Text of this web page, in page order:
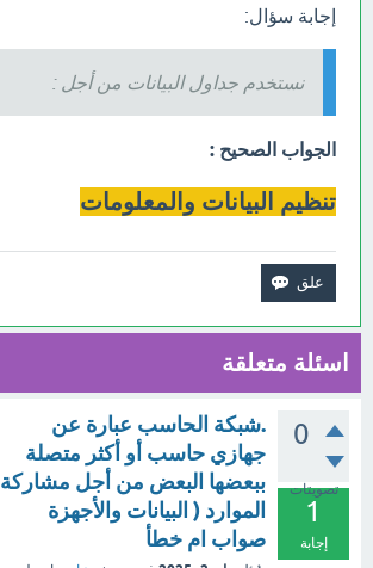
إجابة سؤال:
نستخدم جداول البيانات من أجل :
الجواب الصحيح :
تنظيم البيانات والمعلومات
اسئلة متعلقة
0
تصويتات
1
إجابة
.شبكة الحاسب عبارة عن
جهازي حاسب أو أكثر متصلة
ببعضها البعض من أجل مشاركة
الموارد ( البيانات والأجهزة
صواب ام خطأ